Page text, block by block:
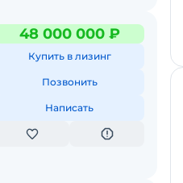
48 000 000 ₽
Купить в лизинг
Позвонить
Написать